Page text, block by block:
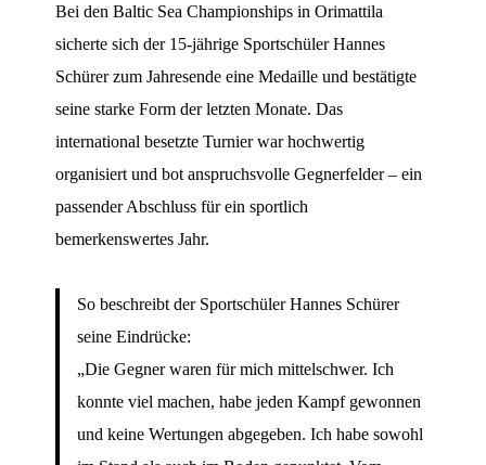
Bei den Baltic Sea Championships in Orimattila
sicherte sich der 15-jährige Sportschüler Hannes
Schürer zum Jahresende eine Medaille und bestätigte
seine starke Form der letzten Monate. Das
international besetzte Turnier war hochwertig
organisiert und bot anspruchsvolle Gegnerfelder – ein
passender Abschluss für ein sportlich
bemerkenswertes Jahr.
So beschreibt der Sportschüler Hannes Schürer
seine Eindrücke:
„Die Gegner waren für mich mittelschwer. Ich
konnte viel machen, habe jeden Kampf gewonnen
und keine Wertungen abgegeben. Ich habe sowohl